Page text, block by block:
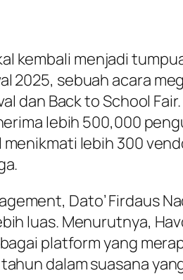
kembali menjadi
2025, sebuah acara
dan Back to School
lebih 500,000
lebih 300
Dato’ Firdaus
luas. Menurutnya,
platform yang
dalam suasana